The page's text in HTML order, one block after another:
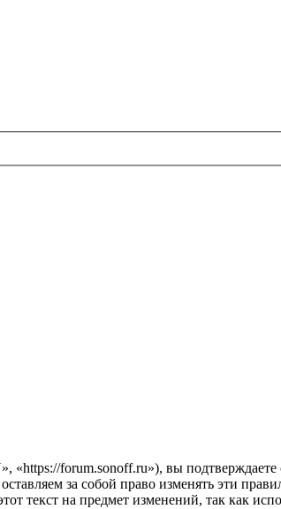
forum.sonoff.ru»), вы
за собой право изменять эти
текст на предмет изменений, так как